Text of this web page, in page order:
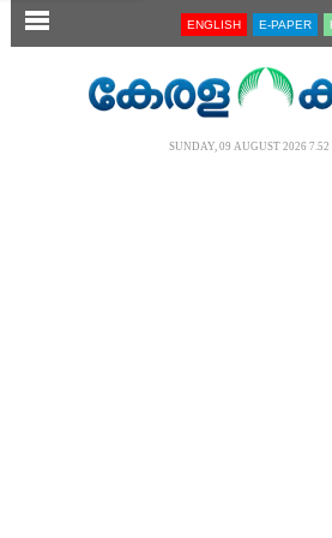
SECTIONS ENGLISH E-PAPER
SUNDAY, 09 AUGUST 2026